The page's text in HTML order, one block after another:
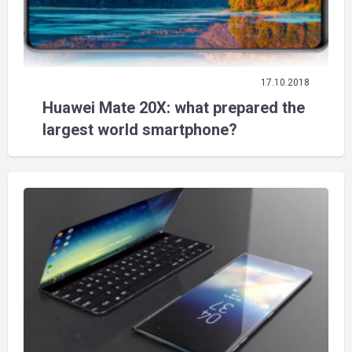
17.10.2018
Huawei Mate 20X: what prepared the
largest world smartphone?